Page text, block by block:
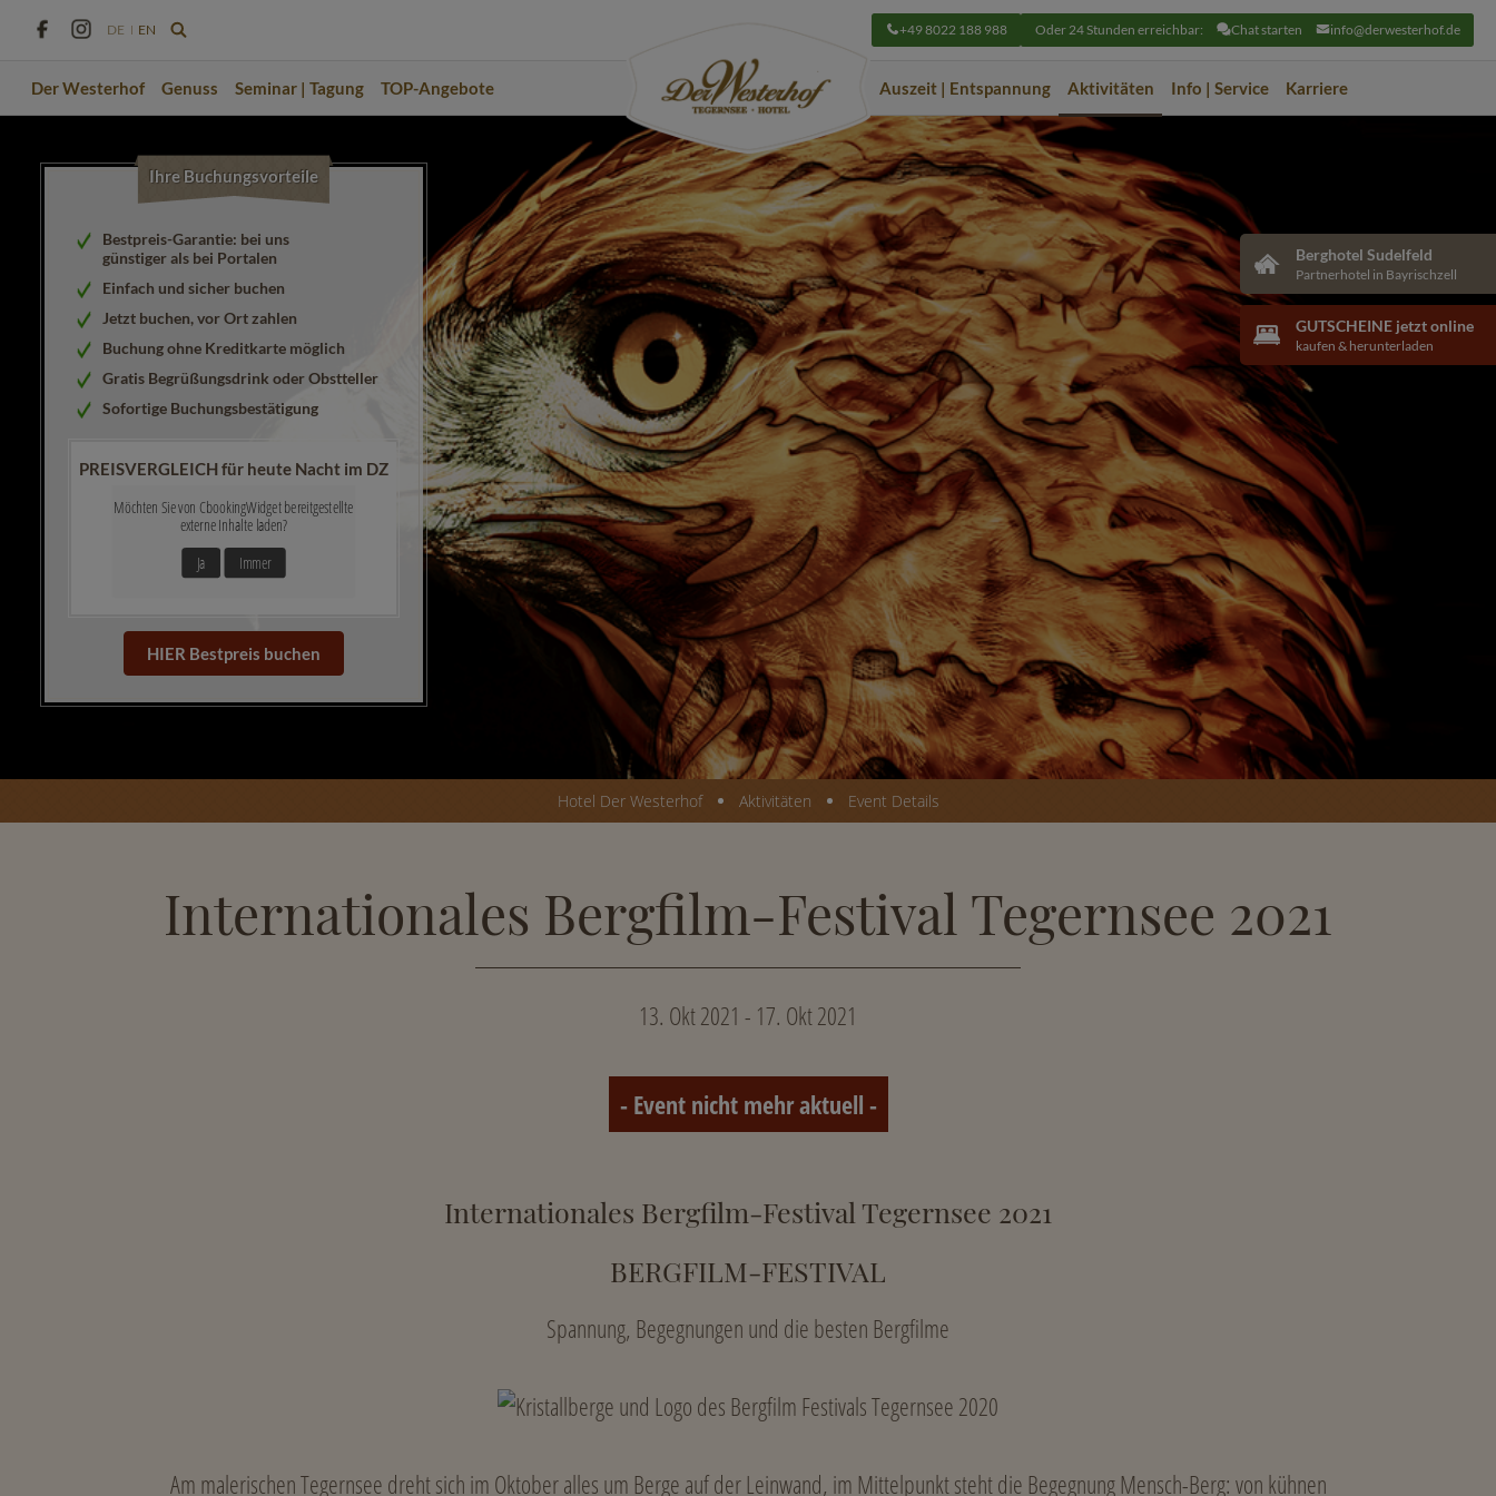
DE EN +49 8022 188 988 Oder 24 Stunden erreichbar: Chat starten info@derwesterhof.de
Navigation
überspringen
Der Westerhof Genuss Seminar | Tagung TOP-Angebote Auszeit | Entspannung Aktivitäten Info | Service Karriere
Ihre Buchungsvorteile
Bestpreis-Garantie: bei uns
günstiger als bei Portalen
Einfach und sicher buchen
Jetzt buchen, vor Ort zahlen
Buchung ohne Kreditkarte möglich
Gratis Begrüßungsdrink oder Obstteller
Sofortige Buchungsbestätigung
PREISVERGLEICH für heute Nacht im DZ
Möchten Sie von CbookingWidgetbereitgestellte
externe Inhalte laden?
Ja
Immer
HIER Bestpreis buchen
Hotel Der Westerhof Aktivitäten Event Details
Internationales Bergfilm-Festival Tegernsee 2021
13. Okt 2021 - 17. Okt 2021
- Event nicht mehr aktuell -
Internationales Bergfilm-Festival Tegernsee 2021
BERGFILM-FESTIVAL
Spannung, Begegnungen und die besten Bergfilme
Am malerischen Tegernsee dreht sich im Oktober alles um Berge auf der Leinwand, im Mittelpunkt steht die Begegnung Mensch-Berg: von kühnen
Berghotel Sudelfeld
Partnerhotel in Bayrischzell
GUTSCHEINE jetzt online
kaufen & herunterladen